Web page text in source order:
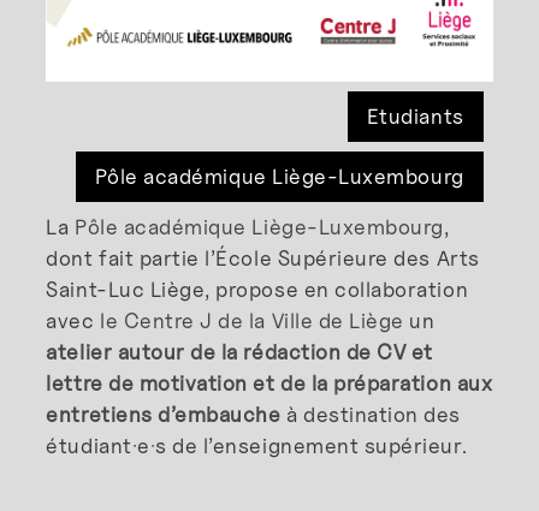
Etudiants
Pôle académique Liège-Luxembourg
La Pôle académique Liège-Luxembourg,
dont fait partie l’École Supérieure des Arts
Saint-Luc Liège, propose en collaboration
avec le Centre J de la Ville de Liège un
atelier autour de la rédaction de CV et
lettre de motivation et de la préparation aux
entretiens d’embauche à destination des
étudiant·e·s de l’enseignement supérieur.